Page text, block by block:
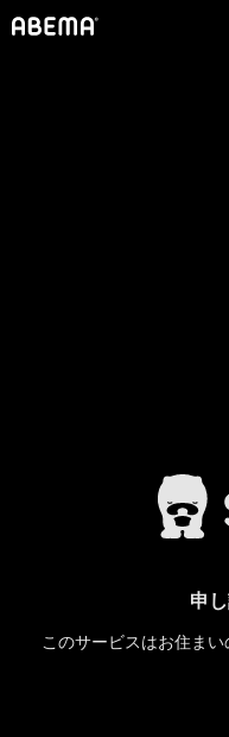
申
このサービスはお住まい